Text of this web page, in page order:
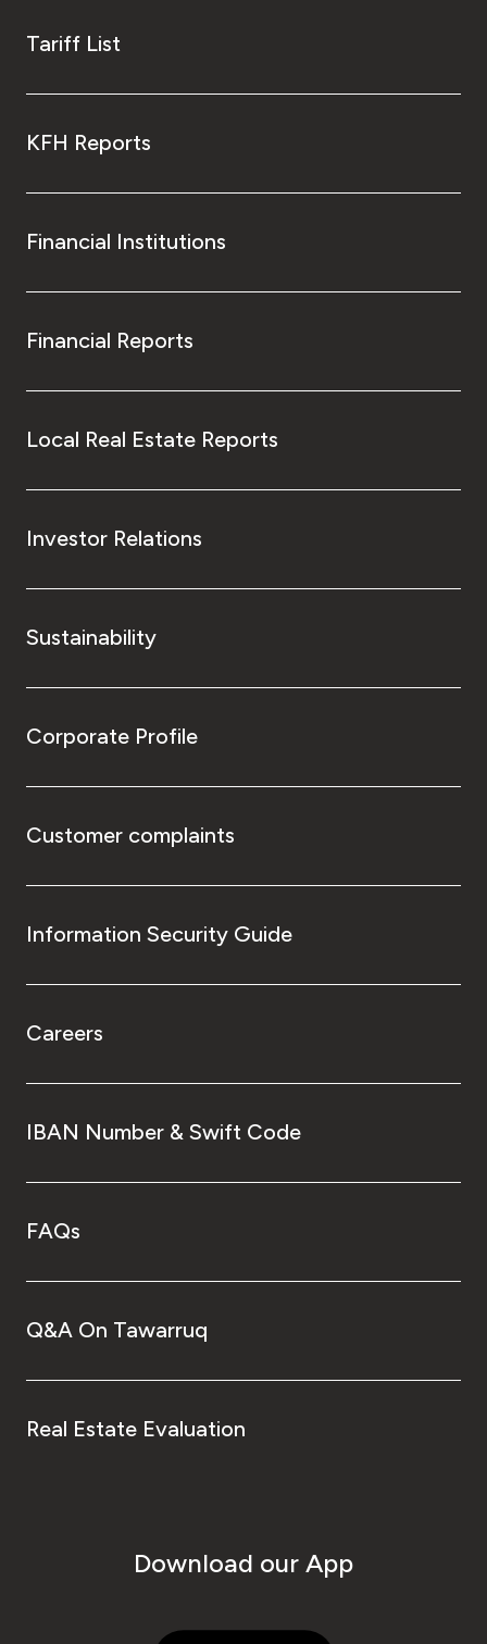
Tariff List
KFH Reports
Financial Institutions
Financial Reports
Local Real Estate Reports
Investor Relations
Sustainability
Corporate Profile
Customer complaints
Information Security Guide
Careers
IBAN Number & Swift Code
FAQs
Q&A On Tawarruq
Real Estate Evaluation
Download our App